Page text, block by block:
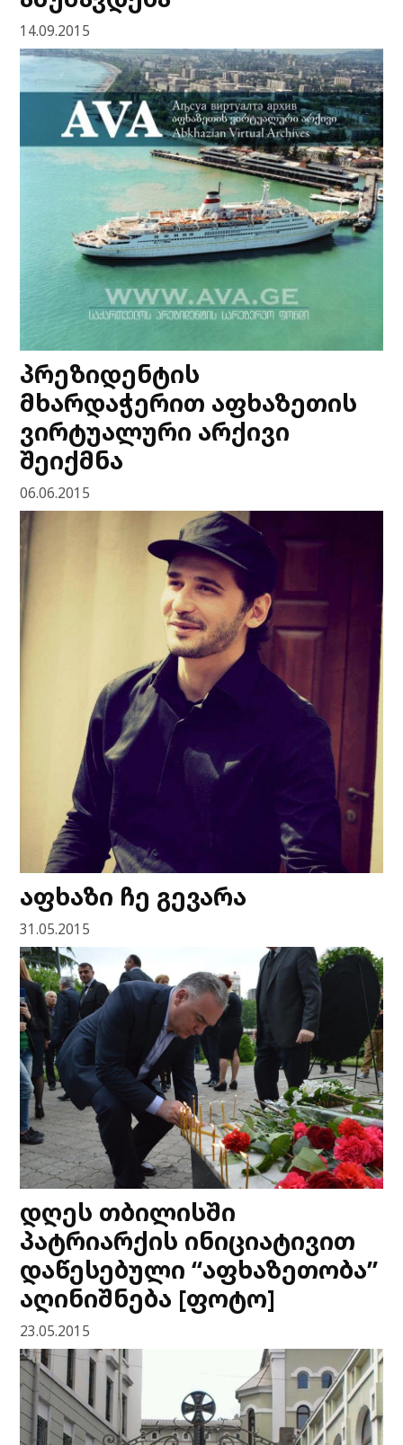
14.09.2015
პრეზიდენტის
მხარდაჭერით აფხაზეთის
ვირტუალური არქივი
შეიქმნა
06.06.2015
აფხაზი ჩე გევარა
31.05.2015
დღეს თბილისში
პატრიარქის ინიციატივით
დაწესებული “აფხაზეთობა”
აღინიშნება [ფოტო]
23.05.2015